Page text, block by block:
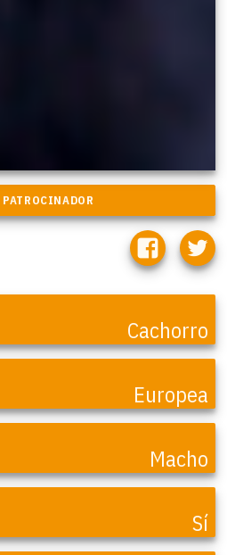
Cachorro
Europea
Macho
Sí